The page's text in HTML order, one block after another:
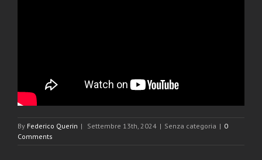
By Federico Querin | Settembre 13th, 2024 | Senza categoria | 0
Comments